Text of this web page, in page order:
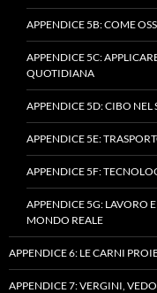
APPENDICE 5B: COME
APPENDICE 5C:
QUOTIDIANA
APPENDICE 5D: CIBO
APPENDICE 5E:
APPENDICE 5F:
APPENDICE 5G: LAVORO
MONDO REALE
APPENDICE 6: LE CARNI
APPENDICE 7: VERGINI,